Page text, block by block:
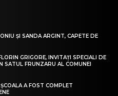
ȘI SANDA ARGINT, CAPETE DE
GRIGORE, INVITAȚI SPECIALI DE
SATUL FRUNZARU AL COMUNEI
A FOST COMPLET